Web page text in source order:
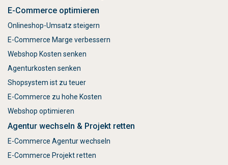
E-Commerce optimieren
Onlineshop-Umsatz steigern
E-Commerce Marge verbessern
Webshop Kosten senken
Agenturkosten senken
Shopsystem ist zu teuer
E-Commerce zu hohe Kosten
Webshop optimieren
Agentur wechseln & Projekt retten
E-Commerce Agentur wechseln
E-Commerce Projekt retten